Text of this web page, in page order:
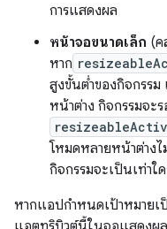
การแสดงผล
หน้าจอขนาดเล็ก (ค
หาก
สูงขั้นต่ำของกิจกรร
หน้าต่าง กิจกรรมจะ
โหมดหลายหน้าต่างไ
กิจกรรมจะเป็นเท่าใ
หากแอปกำหนดเป้าหมายเ